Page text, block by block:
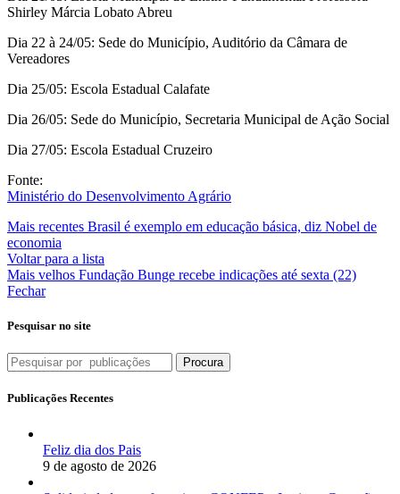
Shirley Márcia Lobato Abreu
Dia 22 à 24/05: Sede do Município, Auditório da Câmara de
Vereadores
Dia 25/05: Escola Estadual Calafate
Dia 26/05: Sede do Município, Secretaria Municipal de Ação Social
Dia 27/05: Escola Estadual Cruzeiro
Fonte:
Ministério do Desenvolvimento Agrário
Mais recentes Brasil é exemplo em educação básica, diz Nobel de
economia
Voltar para a lista
Mais velhos Fundação Bunge recebe indicações até sexta (22)
Fechar
Pesquisar no site
Procura
Publicações Recentes
Feliz dia dos Pais
9 de agosto de 2026